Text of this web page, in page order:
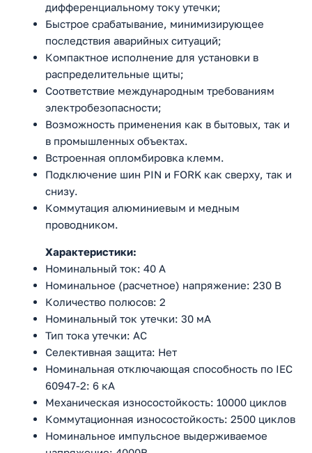
дифференциальному току утечки;
Быстрое срабатывание, минимизирующее
последствия аварийных ситуаций;
Компактное исполнение для установки в
распределительные щиты;
Соответствие международным требованиям
электробезопасности;
Возможность применения как в бытовых, так и
в промышленных объектах.
Встроенная опломбировка клемм.
Подключение шин PIN и FORK как сверху, так и
снизу.
Коммутация алюминиевым и медным
проводником.
Характеристики:
Номинальный ток: 40 А
Номинальное (расчетное) напряжение: 230 В
Количество полюсов: 2
Номинальный ток утечки: 30 мА
Тип тока утечки: AC
Селективная защита: Нет
Номинальная отключающая способность по IEC
60947-2: 6 кА
Механическая износостойкость: 10000 циклов
Коммутационная износостойкость: 2500 циклов
Номинальное импульсное выдерживаемое